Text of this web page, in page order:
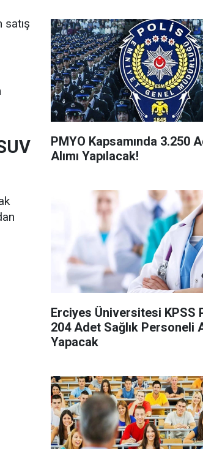
satış
PMYO Kapsamında 3.250
Alımı Yapılacak!
Erciyes Üniversitesi KPSS
204 Adet Sağlık Personeli
Yapacak